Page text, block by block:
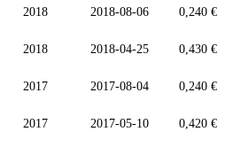
2018 2018-08-06 0,240 €
2018 2018-04-25 0,430 €
2017 2017-08-04 0,240 €
2017 2017-05-10 0,420 €